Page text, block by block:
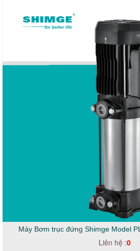
Máy Bơm trục đứng Shimge Model
Liên hệ :0